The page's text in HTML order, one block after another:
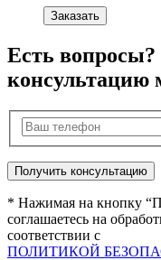
Заказать
Есть
консультацию
* Нажимая на кнопку
соглашаетесь на
соответствии с
ПОЛИТИКОЙ